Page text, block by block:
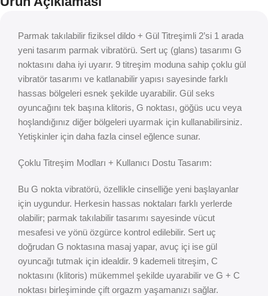
Parmak takılabilir fiziksel dildo + Gül Titreşimli 2’si 1 arada
yeni tasarım parmak vibratörü. Sert uç (glans) tasarımı G
noktasını daha iyi uyarır. 9 titreşim moduna sahip çoklu gül
vibratör tasarımı ve katlanabilir yapısı sayesinde farklı
hassas bölgeleri esnek şekilde uyarabilir. Gül seks
oyuncağını tek başına klitoris, G noktası, göğüs ucu veya
hoşlandığınız diğer bölgeleri uyarmak için kullanabilirsiniz.
Yetişkinler için daha fazla cinsel eğlence sunar.
Çoklu Titreşim Modları + Kullanıcı Dostu Tasarım:
Bu G nokta vibratörü, özellikle cinselliğe yeni başlayanlar
için uygundur. Herkesin hassas noktaları farklı yerlerde
olabilir; parmak takılabilir tasarımı sayesinde vücut
mesafesi ve yönü özgürce kontrol edilebilir. Sert uç
doğrudan G noktasına masaj yapar, avuç içi ise gül
oyuncağı tutmak için idealdir. 9 kademeli titreşim, C
noktasını (klitoris) mükemmel şekilde uyarabilir ve G + C
noktası birleşiminde çift orgazm yaşamanızı sağlar.